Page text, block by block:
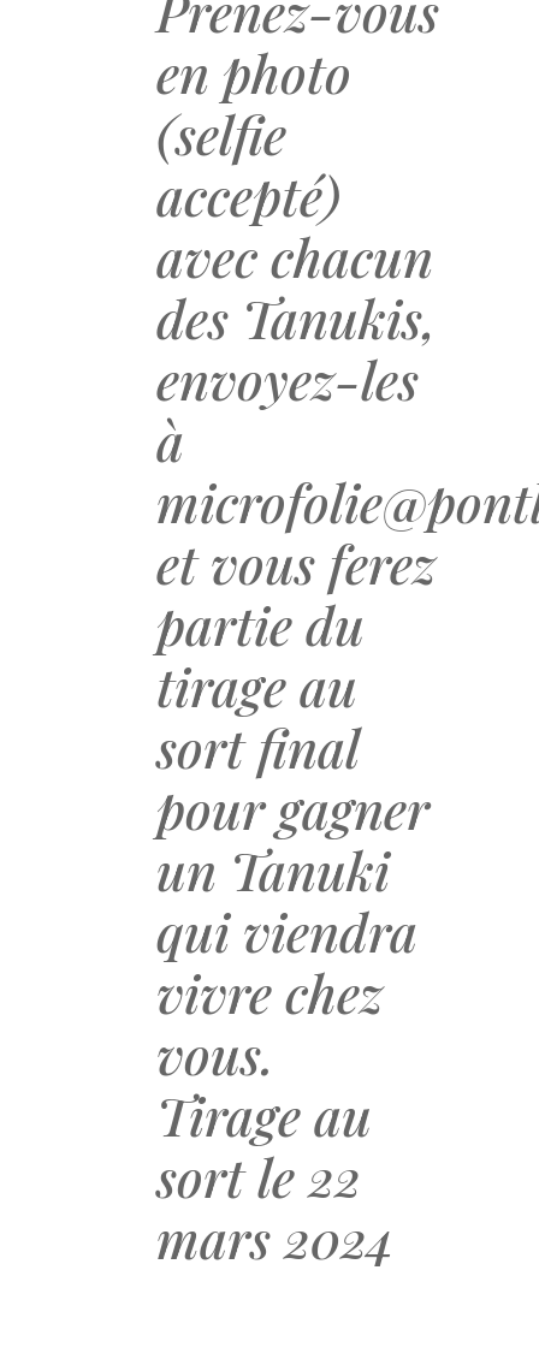
en photo
(selfie
accepté)
avec chacun
des Tanukis,
envoyez-les
à
et vous ferez
partie du
tirage au
sort final
pour gagner
un Tanuki
qui viendra
vivre chez
vous.
Tirage au
sort le 22
mars 2024